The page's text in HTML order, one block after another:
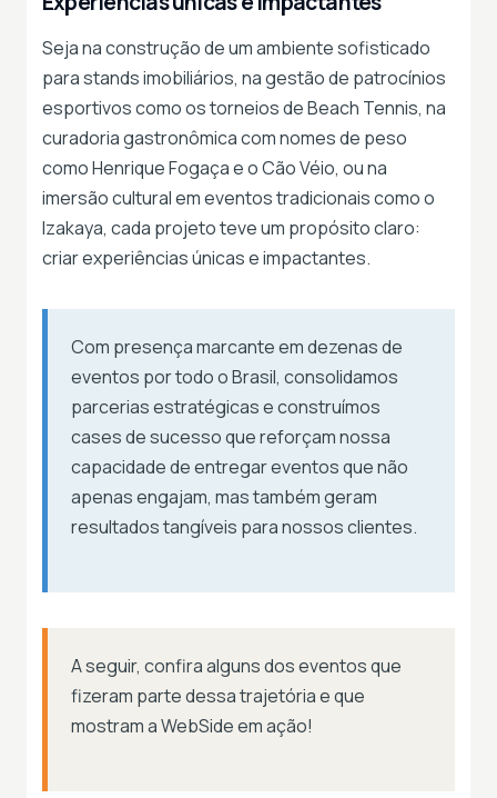
Seja na construção de um ambiente sofisticado
para stands imobiliários, na gestão de patrocínios
esportivos como os torneios de Beach Tennis, na
curadoria gastronômica com nomes de peso
como Henrique Fogaça e o Cão Véio, ou na
imersão cultural em eventos tradicionais como o
Izakaya, cada projeto teve um propósito claro:
criar experiências únicas e impactantes.
Com presença marcante em dezenas de
eventos por todo o Brasil, consolidamos
parcerias estratégicas e construímos
cases de sucesso que reforçam nossa
capacidade de entregar eventos que não
apenas engajam, mas também geram
resultados tangíveis para nossos clientes.
A seguir, confira alguns dos eventos que
fizeram parte dessa trajetória e que
mostram a WebSide em ação!